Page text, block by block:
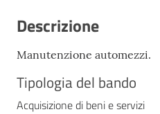
Descrizione
Manutenzione automezzi.
Tipologia del bando
Acquisizione di beni e servizi